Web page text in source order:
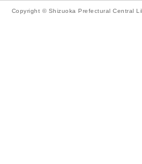
Copyright © Shizuoka Prefectural Central